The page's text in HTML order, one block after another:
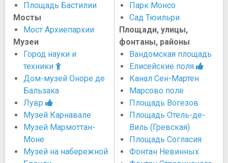
Площадь Бастилии
Мосты
Мост Архиепархии
Музеи
Город науки и
техники
Дом-музей Оноре де
Бальзака
Лувр
Музей Карнавале
Музей Мармоттан-
Моне
Музей на набережной
Парк Монсо
Сад Тюильри
Площади, улицы,
фонтаны, районы
Вандомская площадь
Елисейские поля
Канал Сен-Мартен
Марсово поле
Площадь Вогезов
Площадь Отель-де-
Виль (Гревская)
Площадь Согласия
Фонтан Невинных